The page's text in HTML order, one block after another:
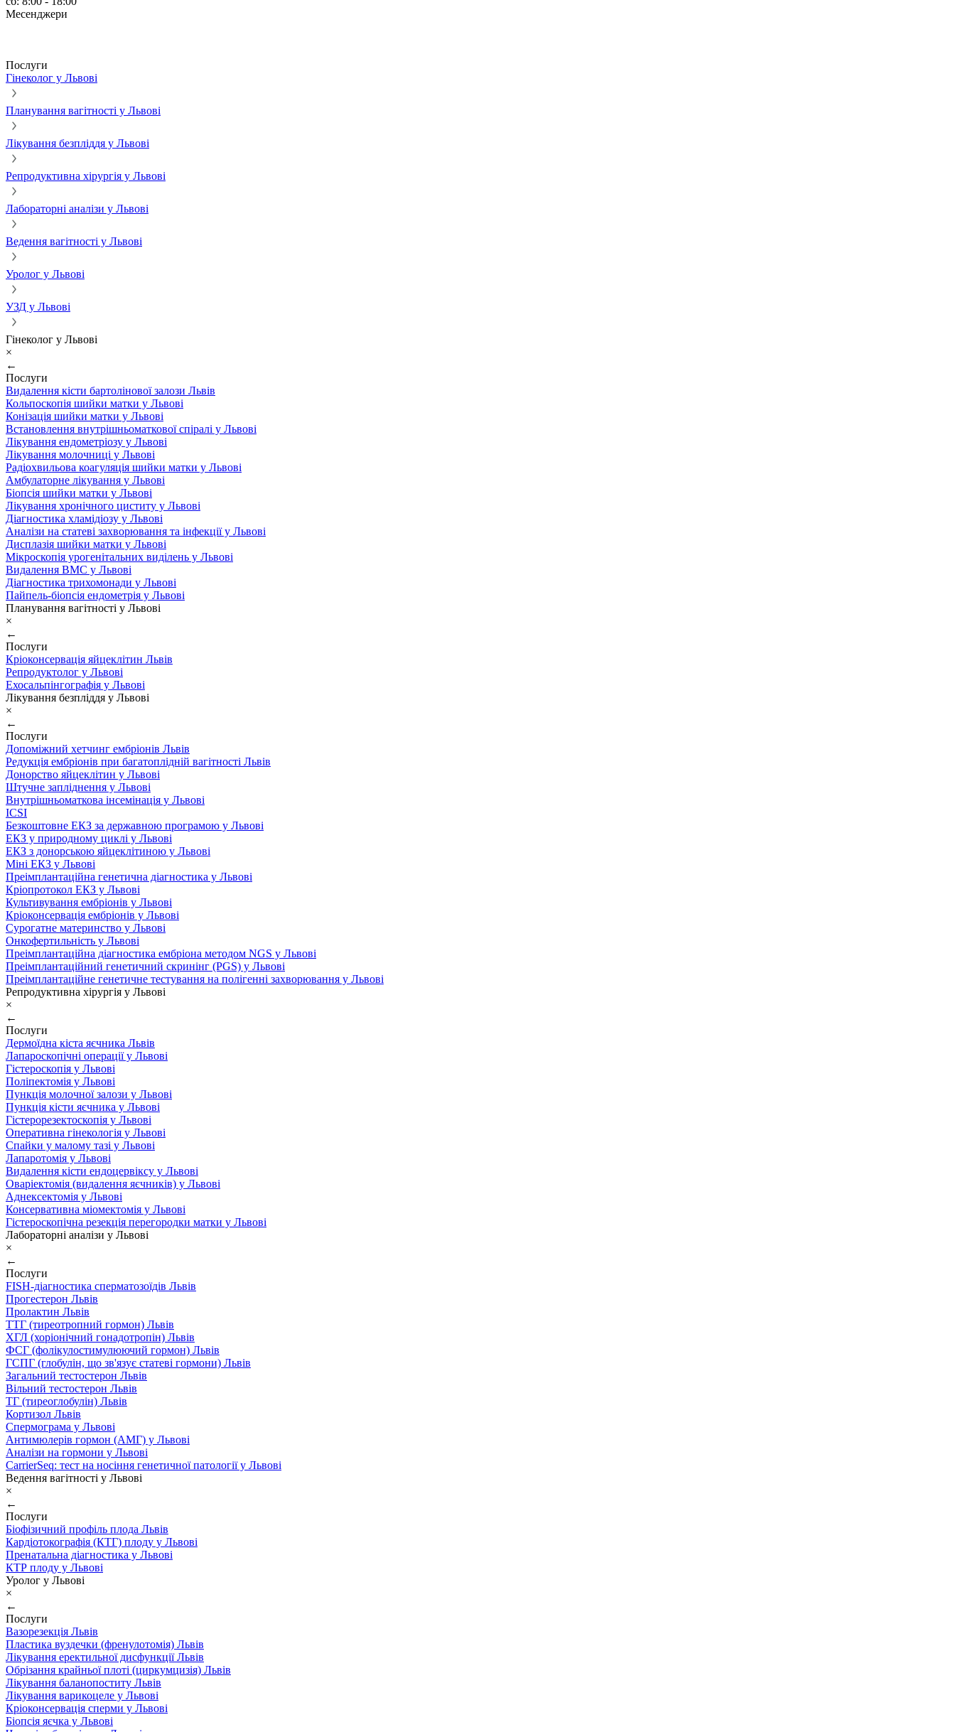
Месенджери
Послуги
Гінеколог у Львові
Планування вагітності у Львові
Лікування безпліддя у Львові
Репродуктивна хірургія у Львові
Лабораторні аналізи у Львові
Ведення вагітності у Львові
Уролог у Львові
УЗД у Львові
Гінеколог у Львові
×
←
Послуги
Видалення кісти бартолінової залози Львів
Кольпоскопія шийки матки у Львові
Конізація шийки матки у Львові
Встановлення внутрішньоматкової спіралі у Львові
Лікування ендометріозу у Львові
Лікування молочниці у Львові
Радіохвильова коагуляція шийки матки у Львові
Амбулаторне лікування у Львові
Біопсія шийки матки у Львові
Лікування хронічного циститу у Львові
Діагностика хламідіозу у Львові
Аналізи на статеві захворювання та інфекції у Львові
Дисплазія шийки матки у Львові
Мікроскопія урогенітальних виділень у Львові
Видалення ВМС у Львові
Діагностика трихомонади у Львові
Пайпель-біопсія ендометрія у Львові
Планування вагітності у Львові
×
←
Послуги
Кріоконсервація яйцеклітин Львів
Репродуктолог у Львові
Ехосальпінгографія у Львові
Лікування безпліддя у Львові
×
←
Послуги
Допоміжний хетчинг ембріонів Львів
Редукція ембріонів при багатоплідній вагітності Львів
Донорство яйцеклітин у Львові
Штучне запліднення у Львові
Внутрішньоматкова інсемінація у Львові
ICSI
Безкоштовне ЕКЗ за державною програмою у Львові
ЕКЗ у природному циклі у Львові
ЕКЗ з донорською яйцеклітиною у Львові
Міні ЕКЗ у Львові
Преімплантаційна генетична діагностика у Львові
Кріопротокол ЕКЗ у Львові
Культивування ембріонів у Львові
Кріоконсервація ембріонів у Львові
Сурогатне материнство у Львові
Онкофертильність у Львові
Преімплантаційна діагностика ембріона методом NGS у Львові
Преімплантаційний генетичний скринінг (PGS) у Львові
Преімплантаційне генетичне тестування на полігенні захворювання у Львові
Репродуктивна хірургія у Львові
×
←
Послуги
Дермоїдна кіста яєчника Львів
Лапароскопічні операції у Львові
Гістероскопія у Львові
Поліпектомія у Львові
Пункція молочної залози у Львові
Пункція кісти яєчника у Львові
Гістерорезектоскопія у Львові
Оперативна гінекологія у Львові
Спайки у малому тазі у Львові
Лапаротомія у Львові
Видалення кісти ендоцервіксу у Львові
Оваріектомія (видалення яєчників) у Львові
Аднексектомія у Львові
Консервативна міомектомія у Львові
Гістероскопічна резекція перегородки матки у Львові
Лабораторні аналізи у Львові
×
←
Послуги
FISH-діагностика сперматозоїдів Львів
Прогестерон Львів
Пролактин Львів
ТТГ (тиреотропний гормон) Львів
ХГЛ (хоріонічний гонадотропін) Львів
ФСГ (фолікулостимулюючий гормон) Львів
ГСПГ (глобулін, що зв'язує статеві гормони) Львів
Загальний тестостерон Львів
Вільний тестостерон Львів
ТГ (тиреоглобулін) Львів
Кортизол Львів
Спермограма у Львові
Антимюлерів гормон (АМГ) у Львові
Аналізи на гормони у Львові
CarrierSeq: тест на носіння генетичної патології у Львові
Ведення вагітності у Львові
×
←
Послуги
Біофізичний профіль плода Львів
Кардіотокографія (КТГ) плоду у Львові
Пренатальна діагностика у Львові
КТР плоду у Львові
Уролог у Львові
×
←
Послуги
Вазорезекція Львів
Пластика вуздечки (френулотомія) Львів
Лікування еректильної дисфункції Львів
Обрізання крайньої плоті (циркумцизія) Львів
Лікування баланопоститу Львів
Лікування варикоцеле у Львові
Кріоконсервація сперми у Львові
Біопсія яєчка у Львові